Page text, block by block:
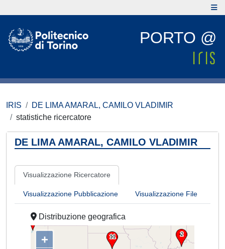
PORTO @
IRIS
DE LIMA AMARAL, CAMILO VLADIMIR
statistiche ricercatore
DE LIMA AMARAL, CAMILO VLADIMIR
Visualizzazione Ricercatore
Visualizzazione Pubblicazione Visualizzazione File
Distribuzione geografica
+